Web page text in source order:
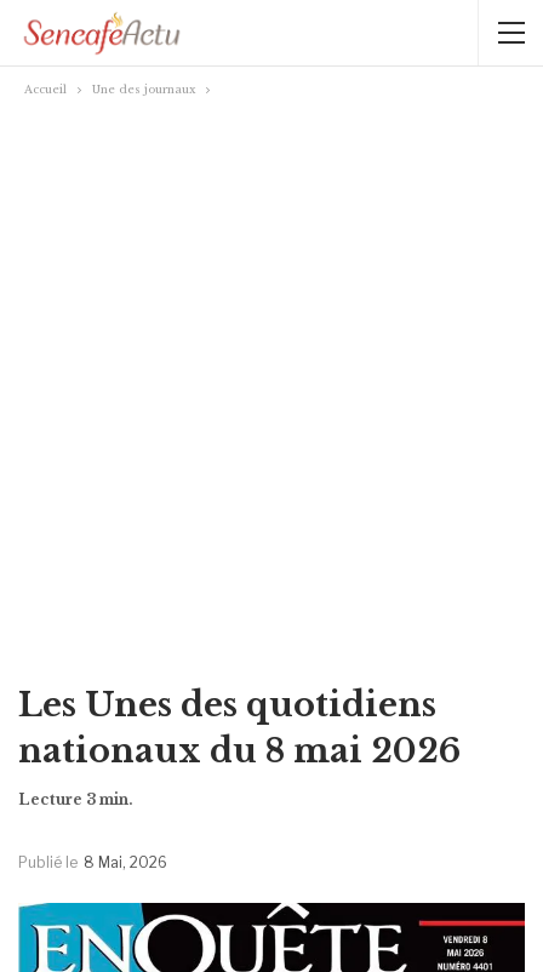
Accueil Une des journaux
Les Unes des quotidiens
nationaux du 8 mai 2026
Publié le 8 Mai, 2026